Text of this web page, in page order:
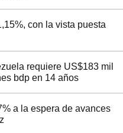
con la vista puesta
requiere US$183 mil
bdp en 14 años
a la espera de avances